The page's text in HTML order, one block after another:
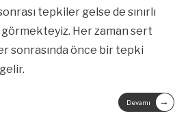
tepkiler gelse de sınırlı
Her zaman sert
sonrasında önce bir tepki
Devamı →